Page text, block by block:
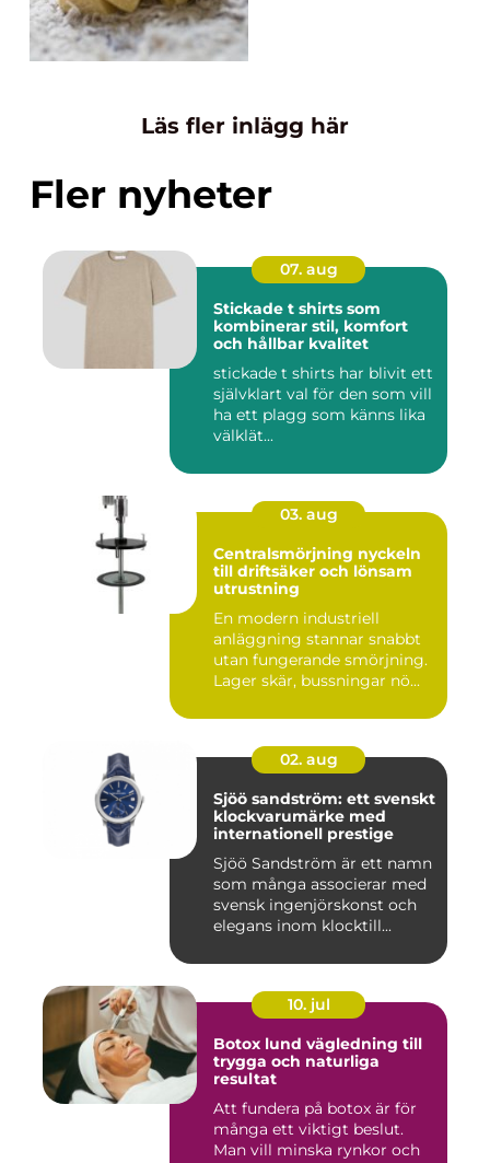
Läs fler inlägg här
Fler nyheter
07. aug
Stickade t shirts som
kombinerar stil, komfort
och hållbar kvalitet
stickade t shirts har blivit ett
självklart val för den som vill
ha ett plagg som känns lika
välklät...
03. aug
Centralsmörjning nyckeln
till driftsäker och lönsam
utrustning
En modern industriell
anläggning stannar snabbt
utan fungerande smörjning.
Lager skär, bussningar nö...
02. aug
Sjöö sandström: ett svenskt
klockvarumärke med
internationell prestige
Sjöö Sandström är ett namn
som många associerar med
svensk ingenjörskonst och
elegans inom klocktill...
10. jul
Botox lund vägledning till
trygga och naturliga
resultat
Att fundera på botox är för
många ett viktigt beslut.
Man vill minska rynkor och